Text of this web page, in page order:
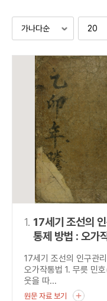
검
연산자
동시에 여
1. 17세기 조선의
통제 방법 : 오가
17세기 조선의 인구관
오가작통법 1. 무릇 민
웃을 따...
원문 자료 보기